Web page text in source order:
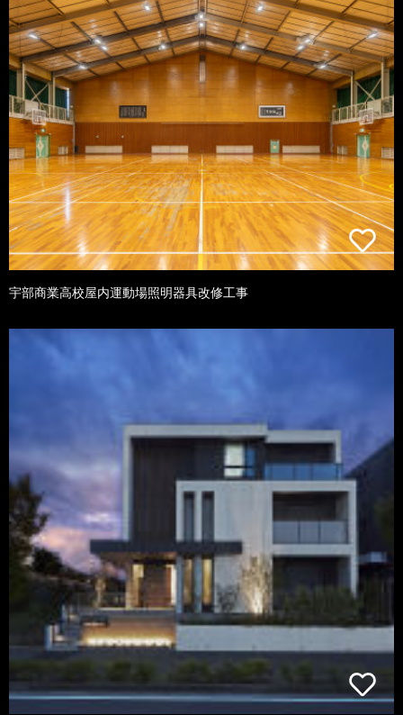
宇部商業高校屋内運動場照明器具改修工事